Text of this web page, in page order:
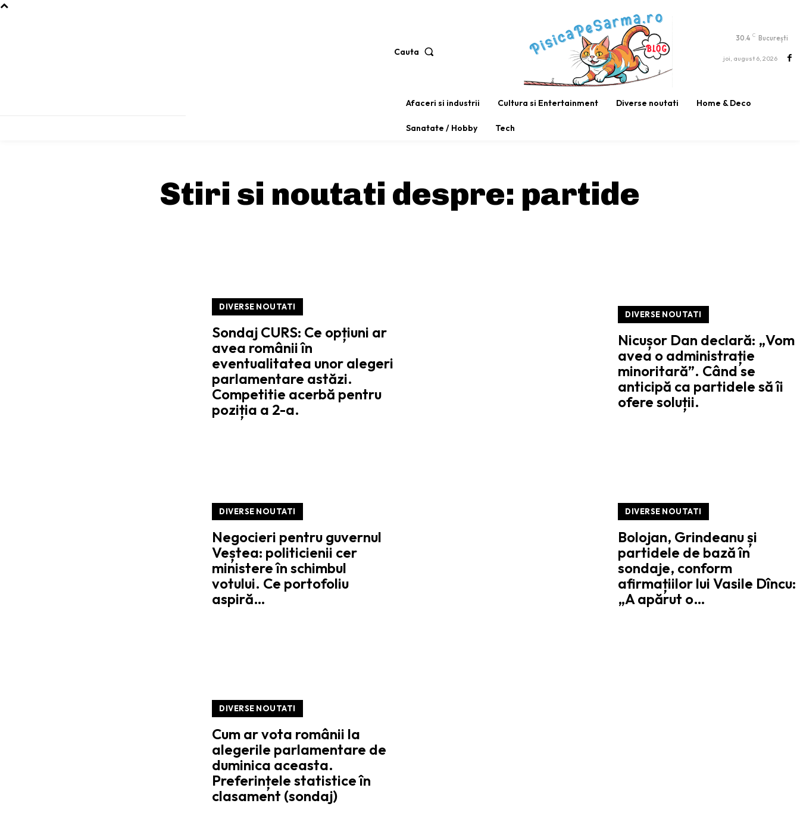
Cauta
30.4 C București
joi, august 6, 2026
Afaceri si industrii Cultura si Entertainment Diverse noutati Home & Deco
Sanatate / Hobby Tech
Stiri si noutati despre: partide
DIVERSE NOUTATI
Sondaj CURS: Ce opțiuni ar
avea românii în
eventualitatea unor alegeri
parlamentare astăzi.
Competitie acerbă pentru
poziția a 2-a.
DIVERSE NOUTATI
Nicușor Dan declară: „Vom
avea o administrație
minoritară”. Când se
anticipă ca partidele să îi
ofere soluții.
DIVERSE NOUTATI
Negocieri pentru guvernul
Veștea: politicienii cer
ministere în schimbul
votului. Ce portofoliu
aspiră…
DIVERSE NOUTATI
Bolojan, Grindeanu și
partidele de bază în
sondaje, conform
afirmațiilor lui Vasile Dîncu:
„A apărut o…
DIVERSE NOUTATI
Cum ar vota românii la
alegerile parlamentare de
duminica aceasta.
Preferințele statistice în
clasament (sondaj)